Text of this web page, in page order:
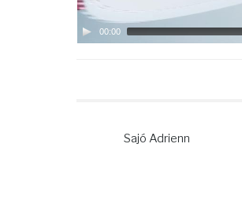
00:00
Sajó Adrienn